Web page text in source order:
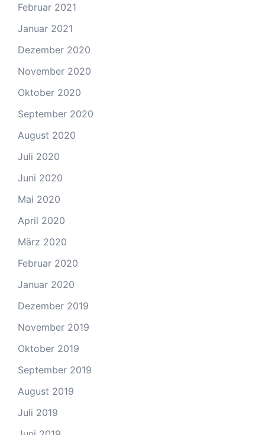
Februar 2021
Januar 2021
Dezember 2020
November 2020
Oktober 2020
September 2020
August 2020
Juli 2020
Juni 2020
Mai 2020
April 2020
März 2020
Februar 2020
Januar 2020
Dezember 2019
November 2019
Oktober 2019
September 2019
August 2019
Juli 2019